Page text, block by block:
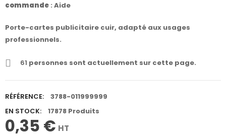
commande : Aide
Porte-cartes publicitaire cuir, adapté aux usages
professionnels.
61 personnes sont actuellement sur cette page.
RÉFÉRENCE:
3788-011999999
EN STOCK:
17878 Produits
0,35 € HT